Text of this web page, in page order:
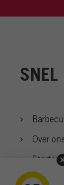
SNEL
Over
Starten